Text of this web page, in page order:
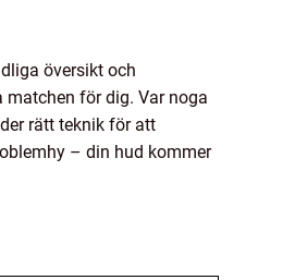
översikt och
för dig. Var noga
rätt teknik för att
– din hud kommer